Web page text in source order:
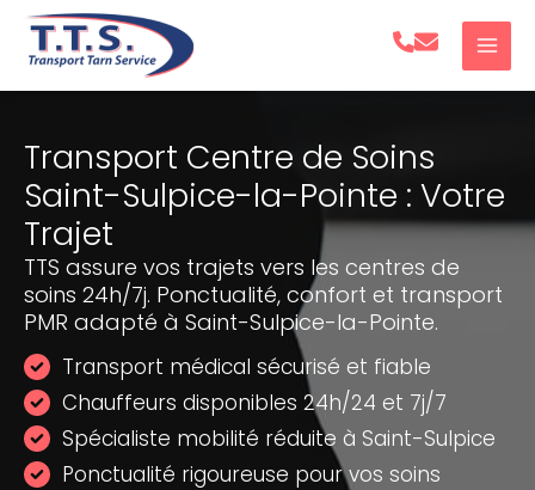
Aller
Transport Centre de Soins
Saint-Sulpice-la-Pointe : Votre
Trajet
TTS assure vos trajets vers les centres de
soins 24h/7j. Ponctualité, confort et transport
PMR adapté à Saint-Sulpice-la-Pointe.
Transport médical sécurisé et fiable
Chauffeurs disponibles 24h/24 et 7j/7
Spécialiste mobilité réduite à Saint-Sulpice
Ponctualité rigoureuse pour vos soins